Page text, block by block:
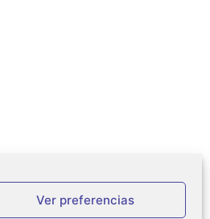
Ver preferencias